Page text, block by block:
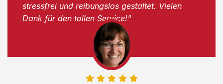
stressfrei und reibungslos gestaltet. Vielen
Dank für den tollen Service!"